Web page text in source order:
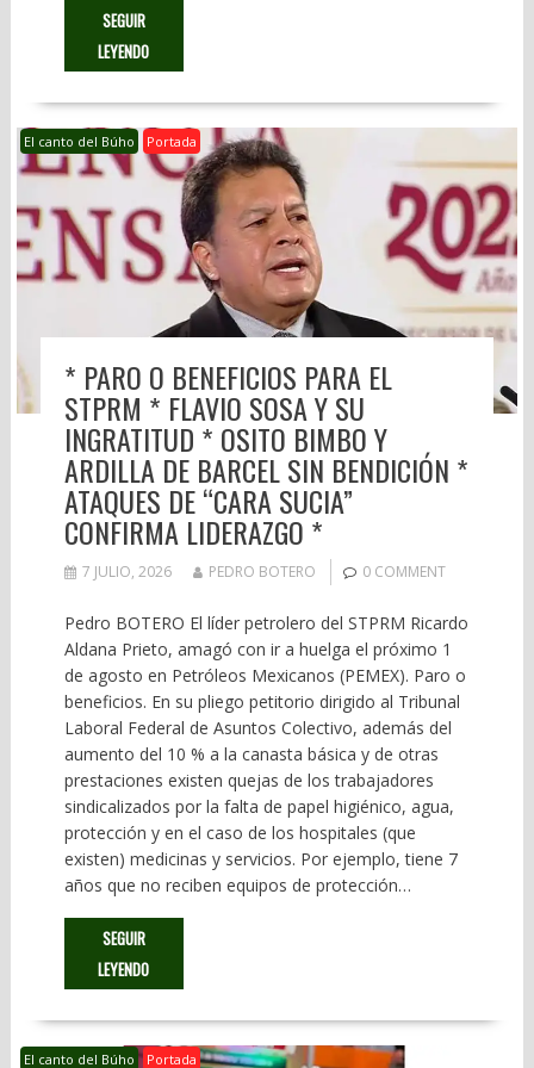
SEGUIR
LEYENDO
El canto del Búho Portada
* PARO O BENEFICIOS PARA EL
STPRM * FLAVIO SOSA Y SU
INGRATITUD * OSITO BIMBO Y
ARDILLA DE BARCEL SIN BENDICIÓN *
ATAQUES DE “CARA SUCIA”
CONFIRMA LIDERAZGO *
7 JULIO, 2026 PEDRO BOTERO 0 COMMENT
Pedro BOTERO El líder petrolero del STPRM Ricardo
Aldana Prieto, amagó con ir a huelga el próximo 1
de agosto en Petróleos Mexicanos (PEMEX). Paro o
beneficios. En su pliego petitorio dirigido al Tribunal
Laboral Federal de Asuntos Colectivo, además del
aumento del 10 % a la canasta básica y de otras
prestaciones existen quejas de los trabajadores
sindicalizados por la falta de papel higiénico, agua,
protección y en el caso de los hospitales (que
existen) medicinas y servicios. Por ejemplo, tiene 7
años que no reciben equipos de protección…
SEGUIR
LEYENDO
El canto del Búho Portada